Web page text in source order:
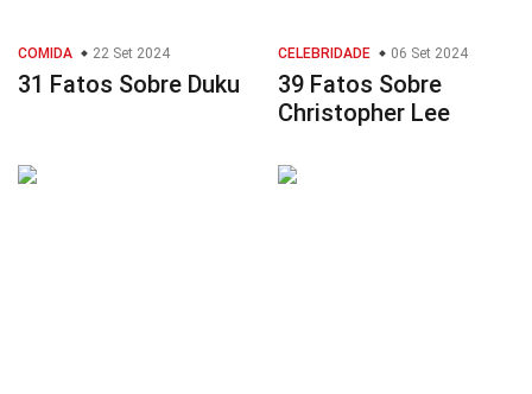
COMIDA 22 Set 2024
31 Fatos Sobre Duku
CELEBRIDADE 06 Set 2024
39 Fatos Sobre
Christopher Lee